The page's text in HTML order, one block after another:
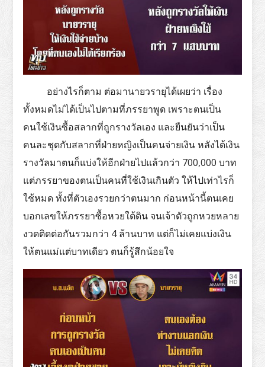
อย่างไรก็ตาม ต่อมานายวรายุได้เผยว่า เรื่อง
ทั้งหมดไม่ได้เป็นไปตามที่ภรรยาพูด เพราะตนเป็น
คนใช้เงินซื้อสลากที่ถูกรางวัลเอง และยืนยันว่าเป็น
คนละชุดกับสลากที่ฝ่ายหญิงเป็นคนจ่ายเงิน หลังได้เงิน
รางวัลมาตนก็แบ่งให้อีกฝ่ายไปแล้วกว่า 700,000 บาท
แต่ภรรยาของตนเป็นคนที่ใช้เงินเกินตัว ให้ไปเท่าไรก็
ใช้หมด ทั้งที่ตัวเองรวยกว่าตนมาก ก่อนหน้านี้ตนเคย
บอกเลขให้ภรรยาซื้อหวยใต้ดิน จนเจ้าตัวถูกหวยหลาย
งวดติดต่อกันรวมกว่า 4 ล้านบาท แต่ก็ไม่เคยแบ่งเงิน
ให้ตนแม่แต่บาทเดียว ตนก็รู้สึกน้อยใจ